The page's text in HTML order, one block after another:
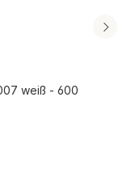
weiß - 600
Preis: